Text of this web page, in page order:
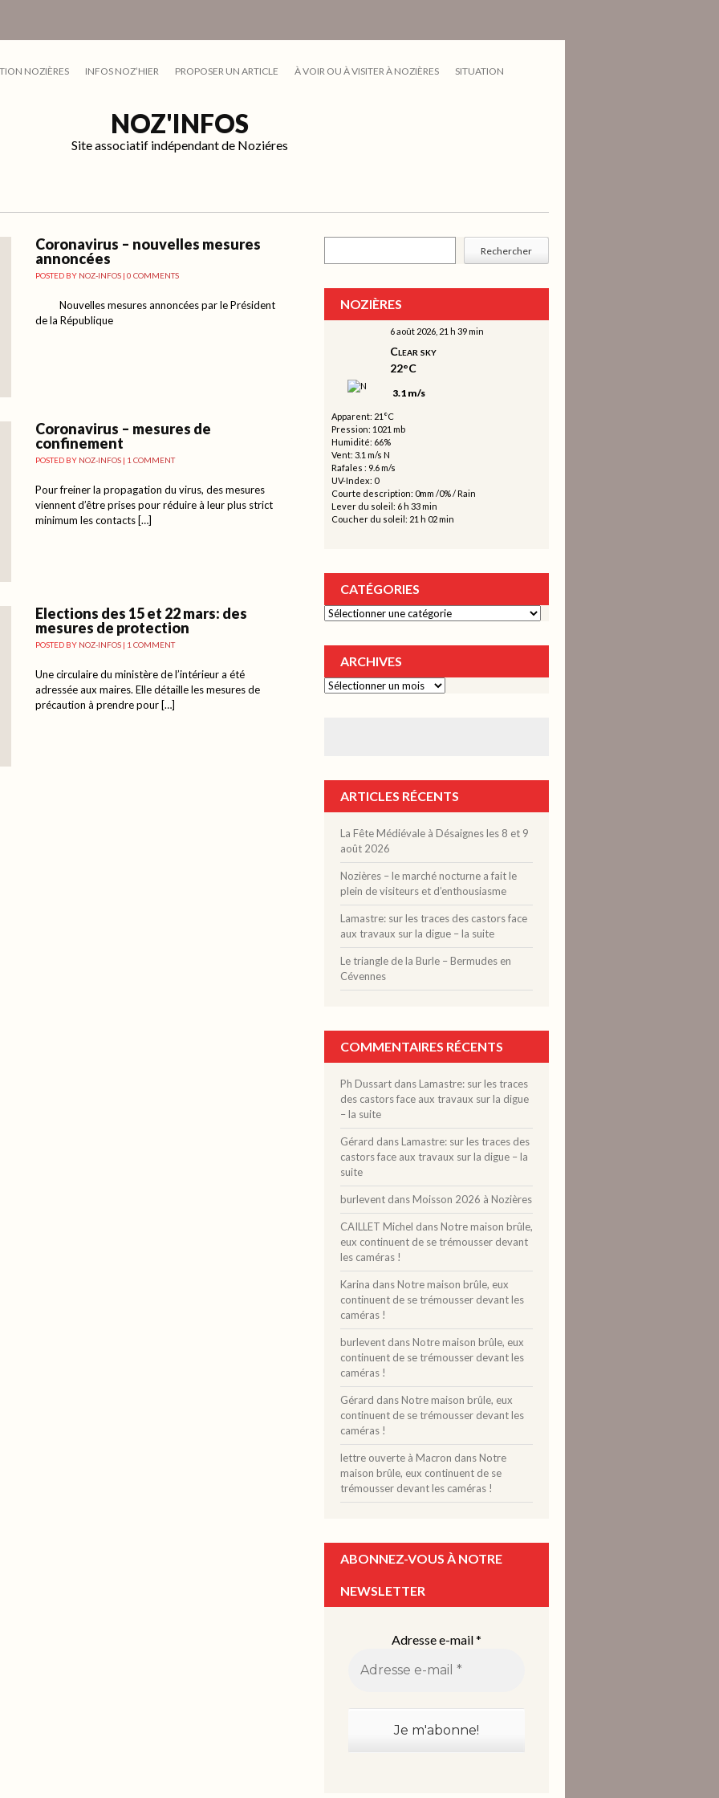
NOZIÈRES INFOS NOZ’HIER PROPOSER UN ARTICLE À VOIR OU À VISITER À NOZIÈRES SITUATION
NOZ'INFOS
Site associatif indépendant de Noziéres
Coronavirus – nouvelles mesures
annoncées
POSTED BY NOZ-INFOS | 0 COMMENTS
Nouvelles mesures annoncées par le Président
de la République
Coronavirus – mesures de
confinement
POSTED BY NOZ-INFOS | 1 COMMENT
Pour freiner la propagation du virus, des mesures
viennent d’être prises pour réduire à leur plus strict
minimum les contacts […]
Elections des 15 et 22 mars: des
mesures de protection
POSTED BY NOZ-INFOS | 1 COMMENT
Une circulaire du ministère de l’intérieur a été
adressée aux maires. Elle détaille les mesures de
précaution à prendre pour […]
Rechercher
NOZIÈRES
6 août 2026, 21 h 39 min
Clear sky
22°C
3.1 m/s
Apparent: 21°C
Pression: 1021 mb
Humidité: 66%
Vent: 3.1 m/s N
Rafales : 9.6 m/s
UV-Index: 0
Courte description: 0mm /0%/Rain
Lever du soleil: 6 h 33 min
Coucher du soleil: 21 h 02 min
CATÉGORIES
Catégories
ARCHIVES
Archives
ARTICLES RÉCENTS
La Fête Médiévale à Désaignes les 8 et 9
août 2026
Nozières – le marché nocturne a fait le
plein de visiteurs et d’enthousiasme
Lamastre: sur les traces des castors face
aux travaux sur la digue – la suite
Le triangle de la Burle – Bermudes en
Cévennes
COMMENTAIRES RÉCENTS
Ph Dussart dansLamastre: sur les traces
des castors face aux travaux sur la digue
– la suite
Gérard dansLamastre: sur les traces des
castors face aux travaux sur la digue – la
suite
burlevent dansMoisson 2026 à Nozières
CAILLET Michel dansNotre maison brûle,
eux continuent de se trémousser devant
les caméras !
Karina dansNotre maison brûle, eux
continuent de se trémousser devant les
caméras !
burlevent dansNotre maison brûle, eux
continuent de se trémousser devant les
caméras !
Gérard dansNotre maison brûle, eux
continuent de se trémousser devant les
caméras !
lettre ouverte à Macron dansNotre
maison brûle, eux continuent de se
trémousser devant les caméras !
ABONNEZ-VOUS À NOTRE
NEWSLETTER
Adresse e-mail*